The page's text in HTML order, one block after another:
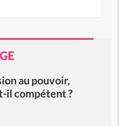
au pouvoir,
il compétent ?